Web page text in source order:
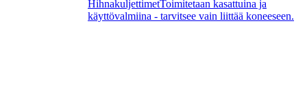
HihnakuljettimetToimitetaan kasattuina ja
käyttövalmiina - tarvitsee vain liittää koneeseen.